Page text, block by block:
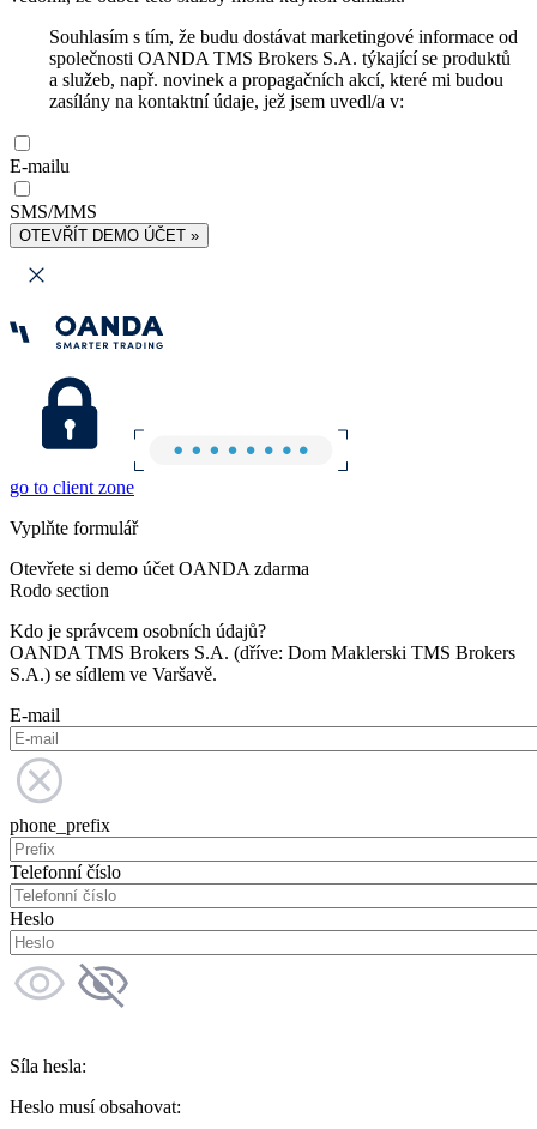
Souhlasím s tím, že budu dostávat marketingové informace od
společnosti OANDA TMS Brokers S.A. týkající se produktů
a služeb, např. novinek a propagačních akcí, které mi budou
zasílány na kontaktní údaje, jež jsem uvedl/a v:
E-mailu
SMS/MMS
OTEVŘÍT DEMO ÚČET »
go to client zone
Vyplňte formulář
Otevřete si demo účet OANDA zdarma
Rodo section
Kdo je správcem osobních údajů?
OANDA TMS Brokers S.A. (dříve: Dom Maklerski TMS Brokers
S.A.) se sídlem ve Varšavě.
E-mail
phone_prefix
Telefonní číslo
Heslo
Síla hesla:
Heslo musí obsahovat: